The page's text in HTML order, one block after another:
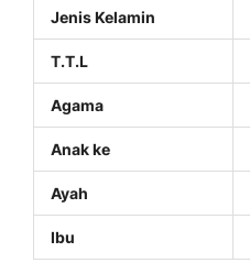
Jenis Kelamin
T.T.L
Agama
Anak ke
Ayah
Ibu